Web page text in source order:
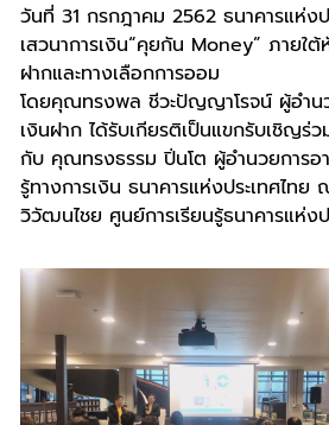
วันที่ 31 กรกฎาคม 2562 ธนาคารแห่ง
เสวนาการเงิน“คุยกัน Money” ภายใต้
ฝากและทางเลือกการออม
โดยคุณทรงพล ชีวะปัญญาโรจน์ ผู้อำน
เงินฝาก ได้รับเกียรติเป็นแขกรับเชิญร่ว
กับ คุณทรงธรรม ปิ่นโต ผู้อำนวยการอ
รู้ทางการเงิน ธนาคารแห่งประเทศไท
วิวัฒนไชย ศูนย์การเรียนรู้ธนาคารแห่งป